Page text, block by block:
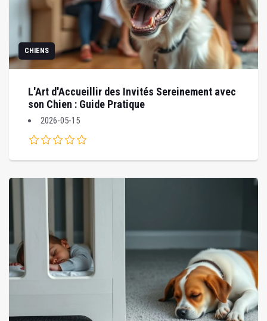
CHIENS
L'Art d'Accueillir des Invités Sereinement avec
son Chien : Guide Pratique
2026-05-15